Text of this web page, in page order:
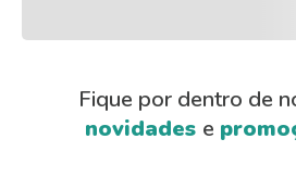
Fique por dentro de
novidades e